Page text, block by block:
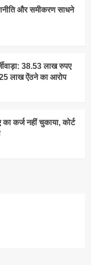
और समीकरण साधने
38.53 लाख रुपए
लाख ऐंठने का आरोप
कर्ज नहीं चुकाया, कोर्ट